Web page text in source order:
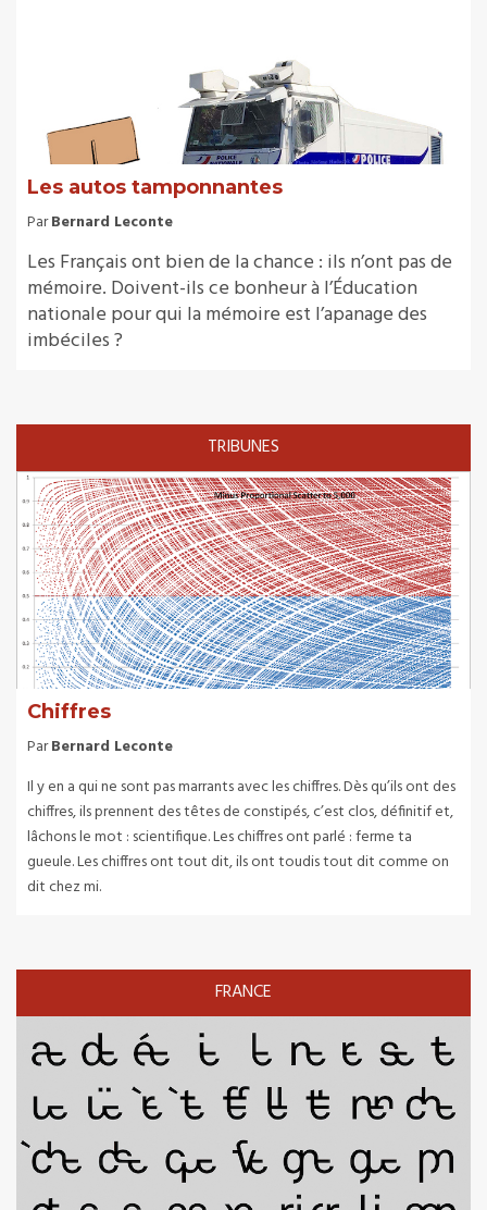
Les autos tamponnantes
ParBernard Leconte
Les Français ont bien de la chance : ils n’ont pas de
mémoire. Doivent-ils ce bonheur à l’Éducation
nationale pour qui la mémoire est l’apanage des
imbéciles ?
TRIBUNES
Chiffres
ParBernard Leconte
Il y en a qui ne sont pas marrants avec les chiffres. Dès qu’ils ont des
chiffres, ils prennent des têtes de constipés, c’est clos, définitif et,
lâchons le mot : scientifique. Les chiffres ont parlé : ferme ta
gueule. Les chiffres ont tout dit, ils ont toudis tout dit comme on
dit chez mi.
FRANCE